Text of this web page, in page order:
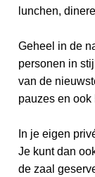
lunchen,
Geheel in de
personen in
van de
pauzes en
In je eigen
Je kunt dan
de zaal